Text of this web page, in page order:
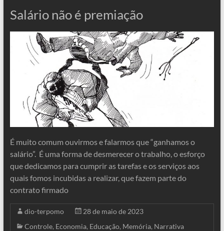
Salário não é premiação
É muito comum ouvirmos e falarmos que “ganhamos o
salário”. É uma forma de desmerecer o trabalho, o esforço
que dedicamos para cumprir as tarefas e os serviços aos
quais fomos incubidas a realizar, que fazem parte do
contrato firmado
dio-terpomo
28 de maio de 2023
Controle, Economia, Educação, Memória, Narrativa